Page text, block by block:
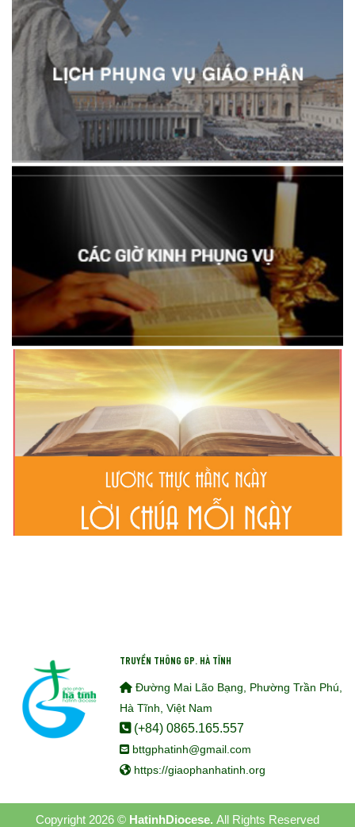
TRUYỀN THÔNG GP. HÀ TĨNH
Đường Mai Lão Bạng, Phường Trần Phú,
Hà Tĩnh, Việt Nam
(+84) 0865.165.557
bttgphatinh@gmail.com
https://giaophanhatinh.org
Copyright 2026 © HatinhDiocese. All Rights Reserved